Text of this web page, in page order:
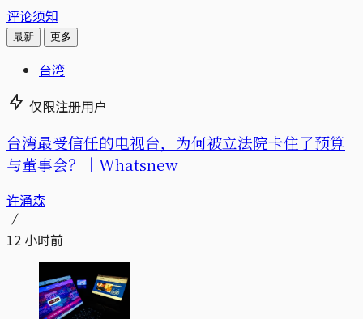
评论须知
最新 更多
台湾
仅限注册用户
台湾最受信任的电视台，为何被立法院卡住了预算
与董事会？｜Whatsnew
许涌森
12 小时前